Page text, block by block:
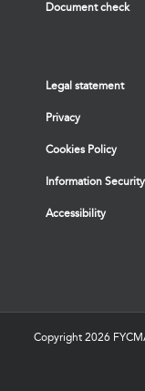
Document check
Legal statement
Privacy
Cookies Policy
Information Security
Accessibility
Copyright 2026